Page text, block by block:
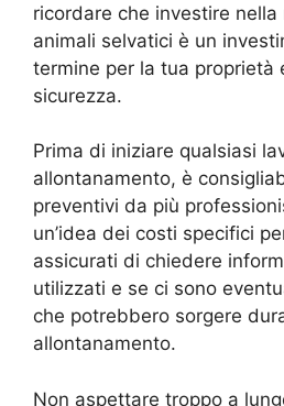
ricordare che investire nella
animali selvatici è un
termine per la tua proprietà
sicurezza.
Prima di iniziare qualsiasi
allontanamento, è
preventivi da più
un’idea dei costi specifici
assicurati di chiedere
utilizzati e se ci sono
che potrebbero sorgere
allontanamento.
Non aspettare troppo a